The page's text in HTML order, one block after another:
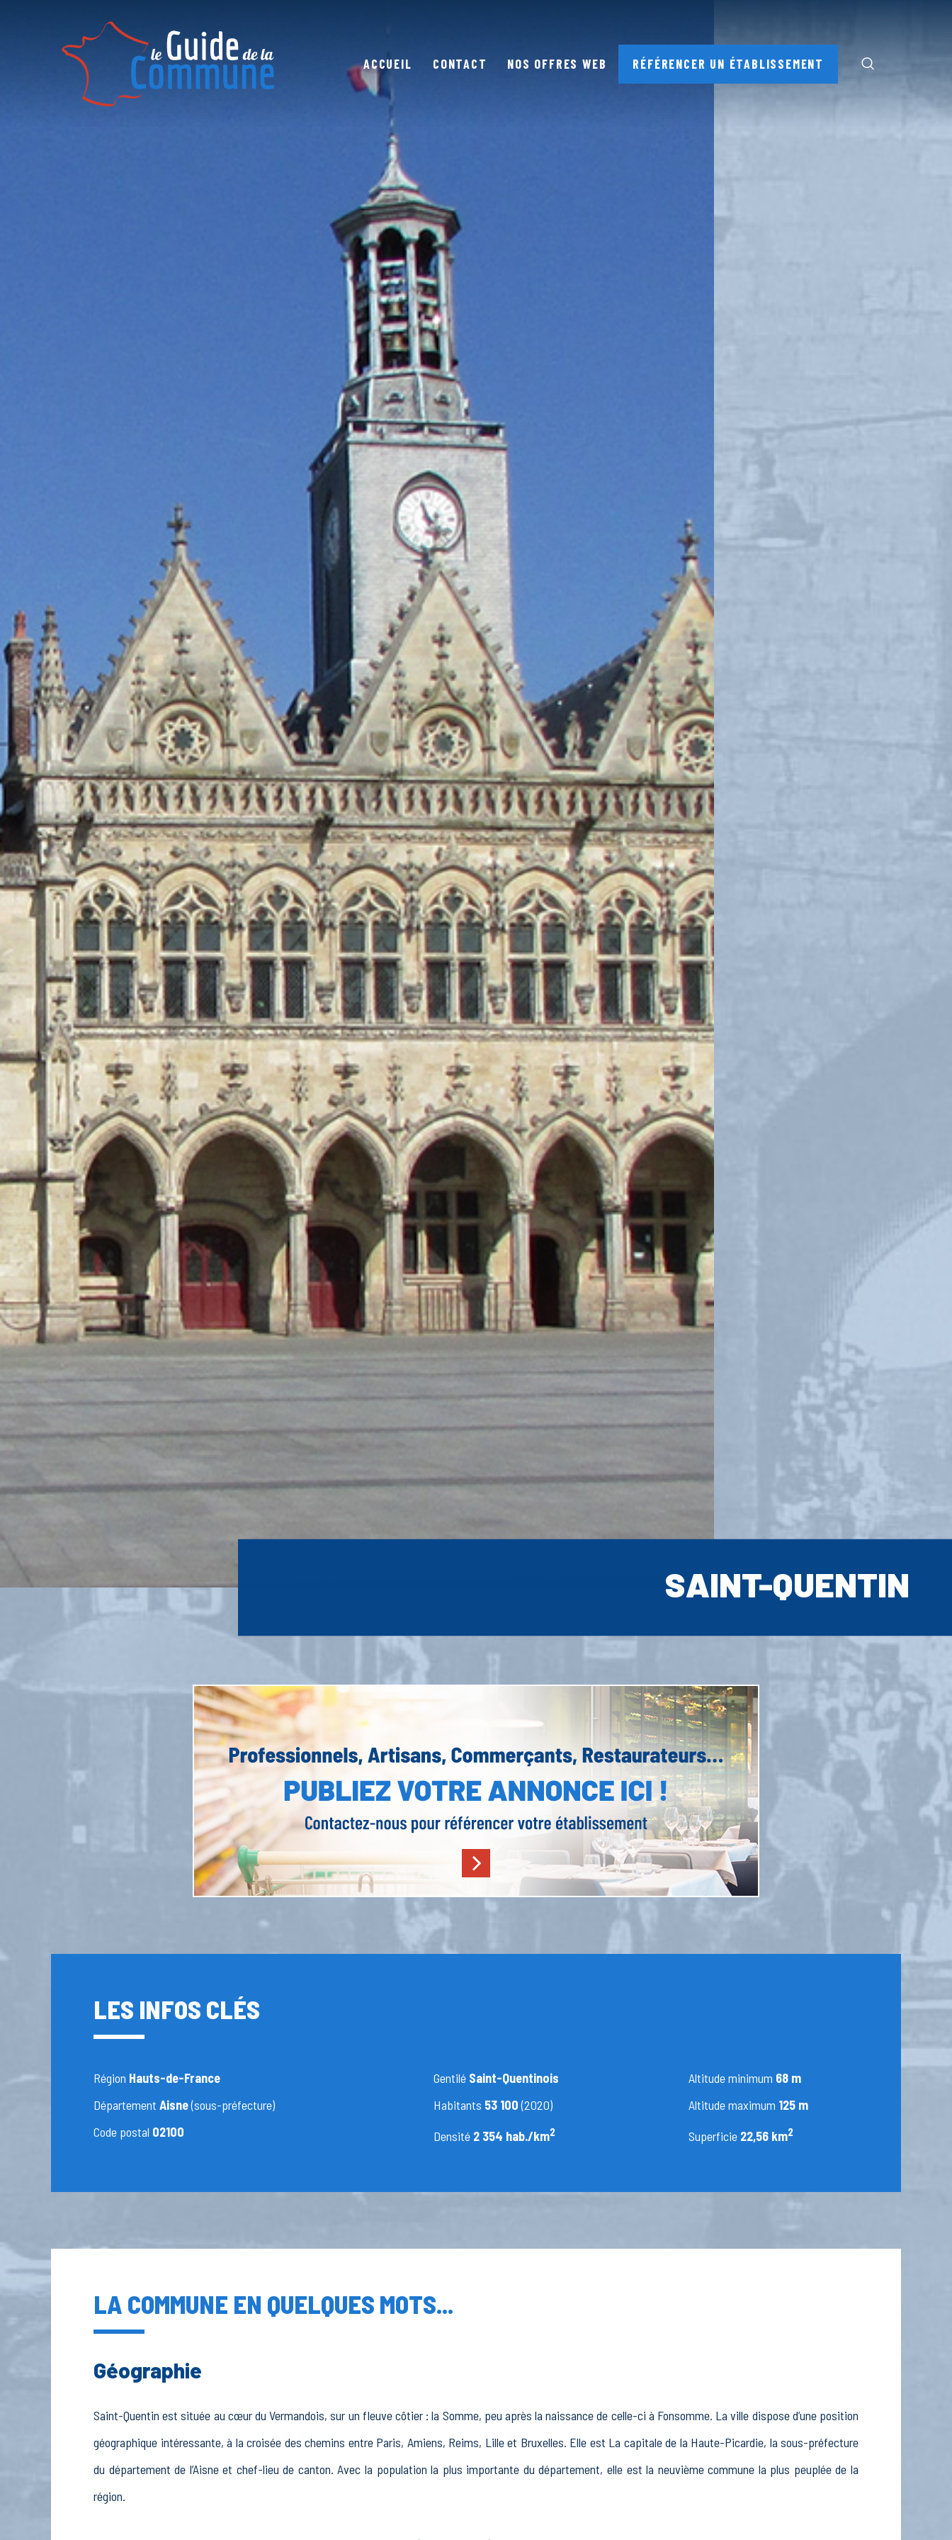
ACCUEIL CONTACT NOS OFFRES WEB RÉFÉRENCER UN ÉTABLISSEMENT
SAINT-QUENTIN
LES INFOS CLÉS
Région Hauts-de-France
Département Aisne(sous-préfecture)
Code postal 02100
Gentilé Saint-Quentinois
Habitants 53 100(2020)
Densité 2 354 hab./km2
Altitude minimum 68 m
Altitude maximum 125 m
Superficie 22,56 km2
LA COMMUNE EN QUELQUES MOTS...
Géographie
Saint-Quentin est située au cœur du Vermandois, sur un fleuve côtier : la Somme, peu après la naissance de celle-ci à Fonsomme. La ville dispose d’une position
géographique intéressante, à la croisée des chemins entre Paris, Amiens, Reims, Lille et Bruxelles. Elle est La capitale de la Haute-Picardie, la sous-préfecture
du département de l’Aisne et chef-lieu de canton. Avec la population la plus importante du département, elle est la neuvième commune la plus peuplée de la
région.